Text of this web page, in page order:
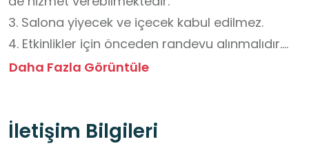
3. Salona yiyecek ve içecek kabul edilmez.
4. Etkinlikler için önceden randevu alınmalıdır.
5. Öğrenci güvenliği için kurum yetkililerinin
Daha Fazla Görüntüle
İletişim Bilgileri